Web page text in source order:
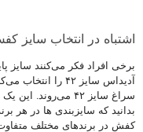
اشتباه در انتخاب سایز
آدیداس سایز ۴۲
سراغ سایز ۴۲
بدانید که سایزبندی ها در هر
کفش در برندهای مختلف